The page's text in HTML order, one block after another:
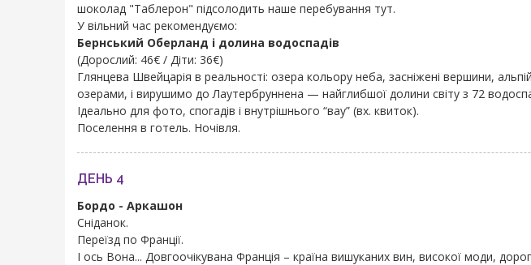
шоколад "Таблерон" підсолодить наше перебування тут.
У вільний час рекомендуємо:
Бернський Оберланд і долина водоспадів
(Дорослий: 46€ / Діти: 36€)
Глянцева Швейцарія в реальності: озера кольору неба, засніжені вершини,
озерами, і вирушимо до Лаутербруннена — найглибшої долини світу з 72
Ідеально для фото, спогадів і внутрішнього “вау” (вх. квиток).
Поселення в готель. Ночівля.
ДЕНЬ 4
Бордо - Аркашон
Сніданок.
Переїзд по Франції.
І ось Вона... Довгоочікувана Франція – країна вишуканих вин, високої моди,